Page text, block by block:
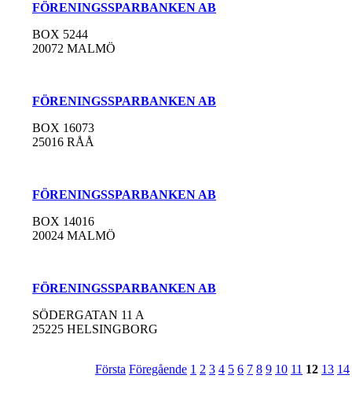
FÖRENINGSSPARBANKEN AB
BOX 5244
20072 MALMÖ
FÖRENINGSSPARBANKEN AB
BOX 16073
25016 RÅÅ
FÖRENINGSSPARBANKEN AB
BOX 14016
20024 MALMÖ
FÖRENINGSSPARBANKEN AB
SÖDERGATAN 11 A
25225 HELSINGBORG
Första Föregående 1 2 3 4 5 6 7 8 9 10 11 12 13 14